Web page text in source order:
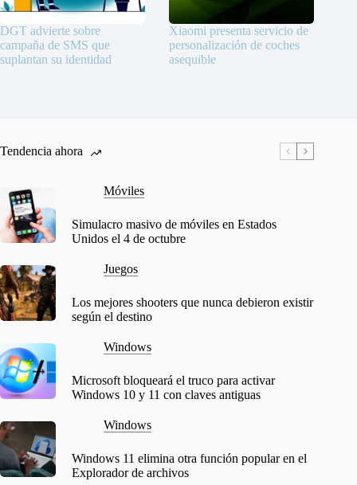
DGT advierte sobre
campaña de SMS que
suplantan su identidad
Xiaomi presenta servicio de
personalización de coches
asequible
Tendencia ahora
Móviles
Simulacro masivo de móviles en Estados
Unidos el 4 de octubre
Juegos
Los mejores shooters que nunca debieron existir
según el destino
Windows
Microsoft bloqueará el truco para activar
Windows 10 y 11 con claves antiguas
Windows
Windows 11 elimina otra función popular en el
Explorador de archivos